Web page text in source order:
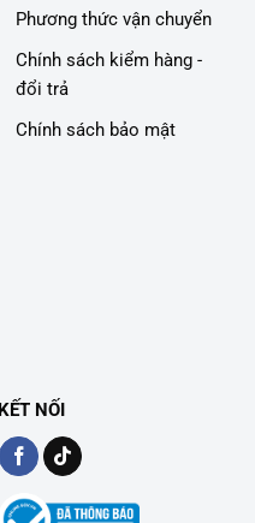
Phương thức vận chuyển
Chính sách kiểm hàng -
đổi trả
Chính sách bảo mật
KẾT NỐI